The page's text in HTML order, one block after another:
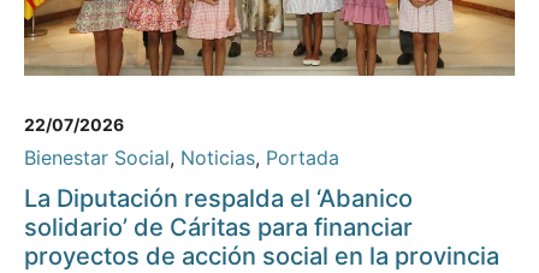
22/07/2026
Bienestar Social, Noticias, Portada
La Diputación respalda el ‘Abanico
solidario’ de Cáritas para financiar
proyectos de acción social en la provincia